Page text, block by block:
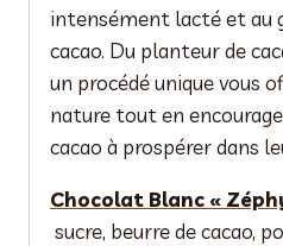
intensément lacté et au
cacao. Du planteur de
un procédé unique vous
nature tout en
cacao à prospérer dans
Chocolat Blanc «
sucre, beurre de cacao,